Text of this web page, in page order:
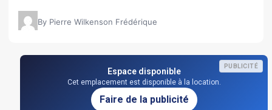
By Pierre Wilkenson Frédérique
PUBLICITÉ
Espace disponible
Cet emplacement est disponible à la location.
Faire de la publicité